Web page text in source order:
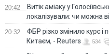
20:42
Витік аміаку у
локалізували: чи можна
20:32
ФБР різко змінило курс і
Китаєм, - Reuters
534